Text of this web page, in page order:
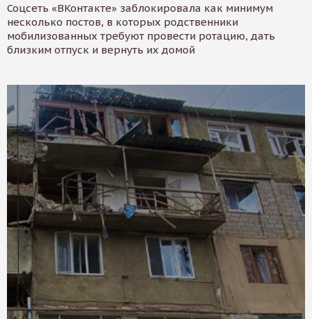
Соцсеть «ВКонтакте» заблокировала как минимум
несколько постов, в которых родственники
мобилизованных требуют провести ротацию, дать
близким отпуск и вернуть их домой